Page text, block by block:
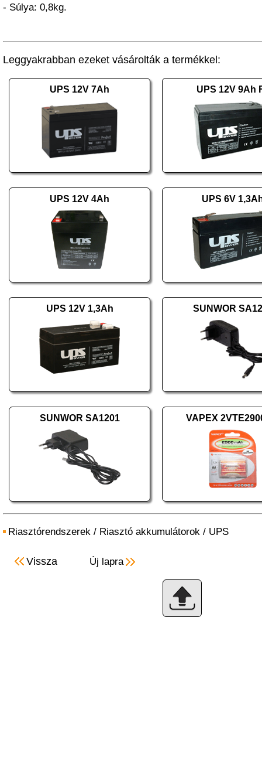
- Súlya: 0,8kg.
Leggyakrabban ezeket vásárolták a termékkel:
UPS 12V 7Ah UPS 12V 9Ah
UPS 12V 4Ah UPS 6V
UPS 12V 1,3Ah SUNWOR
SUNWOR SA1201 VAPEX
Riasztórendszerek / Riasztó akkumulátorok / UPS
Vissza Új lapra